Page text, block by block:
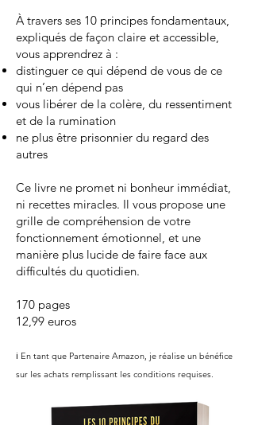
À travers ses 10 principes fondamentaux,
expliqués de façon claire et accessible,
vous apprendrez à :
distinguer ce qui dépend de vous de ce
qui n’en dépend pas
vous libérer de la colère, du ressentiment
et de la rumination
ne plus être prisonnier du regard des
autres
Ce livre ne promet ni bonheur immédiat,
ni recettes miracles. Il vous propose une
grille de compréhension de votre
fonctionnement émotionnel, et une
manière plus lucide de faire face aux
difficultés du quotidien.
170 pages
12,99 euros
ℹ️ En tant que Partenaire Amazon, je réalise un bénéfice
sur les achats remplissant les conditions requises.